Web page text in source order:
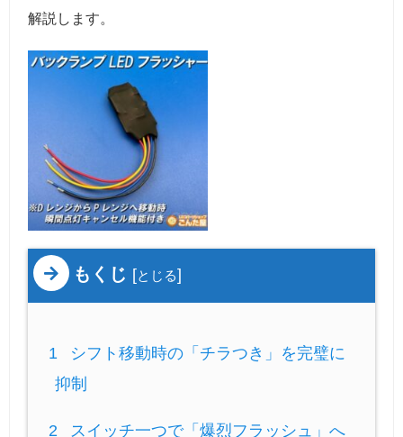
解説します。
もくじ [とじる]
1
シフト移動時の「チラつき」を完璧に
抑制
2 スイッチ一つで「爆烈フラッシュ」へ